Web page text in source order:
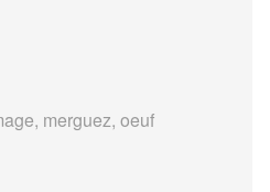
merguez, oeuf